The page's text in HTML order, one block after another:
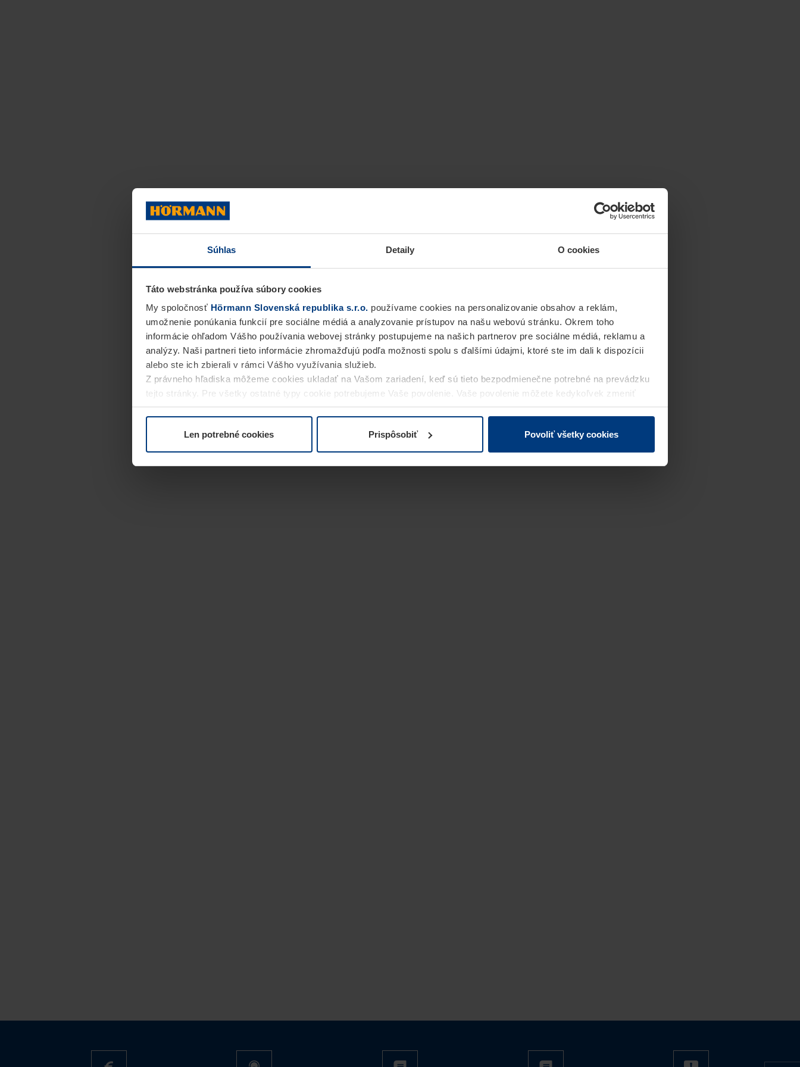
Súhlas Detaily O cookies
Táto webstránka používa súbory cookies
My spoločnosť Hörmann Slovenská republika s.r.o. používame cookies na personalizovanie obsahov a reklám,
umožnenie ponúkania funkcií pre sociálne médiá a analyzovanie prístupov na našu webovú stránku. Okrem toho
informácie ohľadom Vášho používania webovej stránky postupujeme na našich partnerov pre sociálne médiá, reklamu a
analýzy. Naši partneri tieto informácie zhromažďujú podľa možnosti spolu s ďalšími údajmi, ktoré ste im dali k dispozícii
alebo ste ich zbierali v rámci Vášho využívania služieb.
Z právneho hľadiska môžeme cookies ukladať na Vašom zariadení, keď sú tieto bezpodmienečne potrebné na prevádzku
tejto stránky. Pre všetky ostatné typy cookie potrebujeme Vaše povolenie. Vaše povolenie môžete kedykoľvek zmeniť
alebo odvolať vo vysvetlení cookie na stránkeVyhlásenie o ochrane osobných údajovnašej webovej stránky.
Len potrebné cookies Prispôsobiť Povoliť všetky cookies